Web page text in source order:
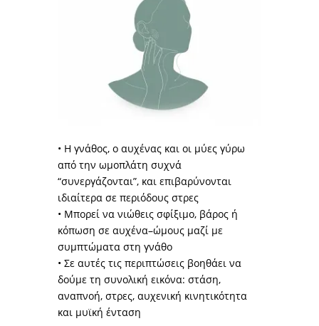
• Η γνάθος, ο αυχένας και οι μύες γύρω
από την ωμοπλάτη συχνά
“συνεργάζονται”, και επιβαρύνονται
ιδιαίτερα σε περιόδους στρες
• Μπορεί να νιώθεις σφίξιμο, βάρος ή
κόπωση σε αυχένα–ώμους μαζί με
συμπτώματα στη γνάθο
• Σε αυτές τις περιπτώσεις βοηθάει να
δούμε τη συνολική εικόνα: στάση,
αναπνοή, στρες, αυχενική κινητικότητα
και μυϊκή ένταση